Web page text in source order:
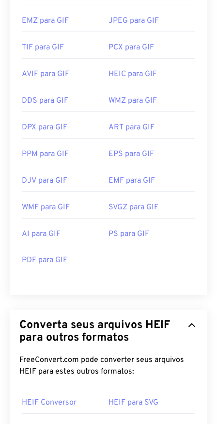
EMZ para GIF JPEG para GIF
TIF para GIF PCX para GIF
AVIF para GIF HEIC para GIF
DDS para GIF WMZ para GIF
DPX para GIF ART para GIF
PPM para GIF EPS para GIF
DJV para GIF EMF para GIF
WMF para GIF SVGZ para GIF
AI para GIF PS para GIF
PDF para GIF
Converta seus arquivos HEIF
para outros formatos
FreeConvert.com pode converter seus arquivos
HEIF para estes outros formatos:
HEIF Conversor HEIF para SVG